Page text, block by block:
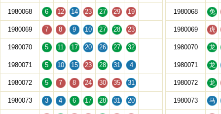
1980068 6 12 14 23 27 29 19
1980069 7 8 9 10 27 28 23
1980070 5 11 17 20 26 27 32
1980071 5 10 15 23 28 31 4
1980072 5 7 8 24 30 35 31
1980073 3 4 6 17 28 31 20
1980068 兔
1980069 虎
1980070 龙
1980071 龙
1980072 龙
1980073 马